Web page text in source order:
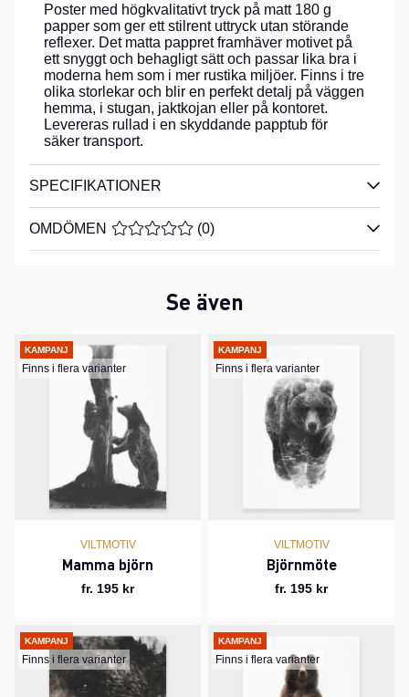
Poster med högkvalitativt tryck på matt 180 g
papper som ger ett stilrent uttryck utan störande
reflexer. Det matta pappret framhäver motivet på
ett snyggt och behagligt sätt och passar lika bra i
moderna hem som i mer rustika miljöer. Finns i tre
olika storlekar och blir en perfekt detalj på väggen
hemma, i stugan, jaktkojan eller på kontoret.
Levereras rullad i en skyddande papptub för
säker transport.
SPECIFIKATIONER
OMDÖMEN MEDELBETYG 0 AV 5 ANTAL BETYG 0
(0)
Se även
KAMPANJ
Finns i flera varianter
VILTMOTIV
Mamma björn
fr. 195 kr
KAMPANJ
Finns i flera varianter
VILTMOTIV
Björnmöte
fr. 195 kr
KAMPANJ
Finns i flera varianter
KAMPANJ
Finns i flera varianter